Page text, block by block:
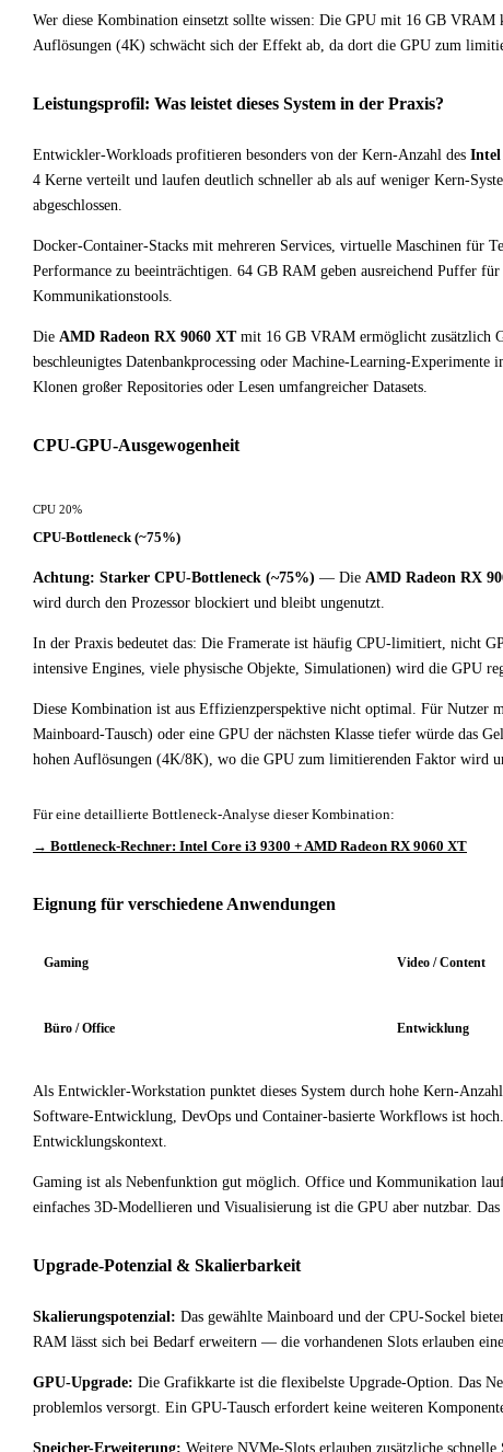
Wer diese Kombination einsetzt sollte wissen: Die GPU mit 16 GB VRAM
Auflösungen (4K) schwächt sich der Effekt ab, da dort die GPU zum
Leistungsprofil: Was leistet dieses System in der Praxis?
Entwickler-Workloads profitieren besonders von der Kern-Anzahl des Intel
4 Kerne verteilt und laufen deutlich schneller ab als auf weniger Kern-
abgeschlossen.
Docker-Container-Stacks mit mehreren Services, virtuelle Maschinen für
Performance zu beeinträchtigen. 64 GB RAM geben ausreichend Puffer
Kommunikationstools.
Die AMD Radeon RX 9060 XTmit 16 GB VRAM ermöglicht zusätzlich
beschleunigtes Datenbankprocessing oder Machine-Learning-
Klonen großer Repositories oder Lesen umfangreicher Datasets.
CPU-GPU-Ausgewogenheit
CPU 20%
CPU-Bottleneck (~75%)
Achtung: Starker CPU-Bottleneck (~75%) — Die AMD Radeon RX
wird durch den Prozessor blockiert und bleibt ungenutzt.
In der Praxis bedeutet das: Die Framerate ist häufig CPU-limitiert, nicht
intensive Engines, viele physische Objekte, Simulationen) wird die GPU
Diese Kombination ist aus Effizienzperspektive nicht optimal. Für Nutzer
Mainboard-Tausch) oder eine GPU der nächsten Klasse tiefer würde das
hohen Auflösungen (4K/8K), wo die GPU zum limitierenden Faktor wird
Für eine detaillierte Bottleneck-Analyse dieser Kombination:
→ Bottleneck-Rechner: Intel Core i3 9300 + AMD Radeon RX 9060 XT
Eignung für verschiedene Anwendungen
Gaming Video / Content
Büro / Office Entwicklung
Als Entwickler-Workstation punktet dieses System durch hohe Kern-
Software-Entwicklung, DevOps und Container-basierte Workflows ist
Entwicklungskontext.
Gaming ist als Nebenfunktion gut möglich. Office und Kommunikation
einfaches 3D-Modellieren und Visualisierung ist die GPU aber nutzbar.
Upgrade-Potenzial & Skalierbarkeit
Skalierungspotenzial: Das gewählte Mainboard und der CPU-Sockel
RAM lässt sich bei Bedarf erweitern — die vorhandenen Slots erlauben
GPU-Upgrade: Die Grafikkarte ist die flexibelste Upgrade-Option. Das
problemlos versorgt. Ein GPU-Tausch erfordert keine weiteren
Speicher-Erweiterung: Weitere NVMe-Slots erlauben zusätzliche